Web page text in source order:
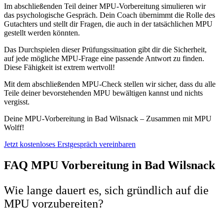
Im abschließenden Teil deiner MPU-Vorbereitung simulieren wir
das psychologische Gespräch. Dein Coach übernimmt die Rolle des
Gutachters und stellt dir Fragen, die auch in der tatsächlichen MPU
gestellt werden könnten.
Das Durchspielen dieser Prüfungssituation gibt dir die Sicherheit,
auf jede mögliche MPU-Frage eine passende Antwort zu finden.
Diese Fähigkeit ist extrem wertvoll!
Mit dem abschließenden MPU-Check stellen wir sicher, dass du alle
Teile deiner bevorstehenden MPU bewältigen kannst und nichts
vergisst.
Deine MPU-Vorbereitung in Bad Wilsnack – Zusammen mit MPU
Wolff!
Jetzt kostenloses Erstgespräch vereinbaren
FAQ MPU Vorbereitung in Bad Wilsnack
Wie lange dauert es, sich gründlich auf die
MPU vorzubereiten?